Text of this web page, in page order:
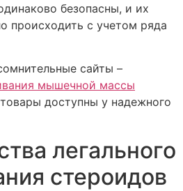
безопасны, и их
происходить с учетом ряда
сайты –
мышечной массы
доступны у надежного
легального
стероидов